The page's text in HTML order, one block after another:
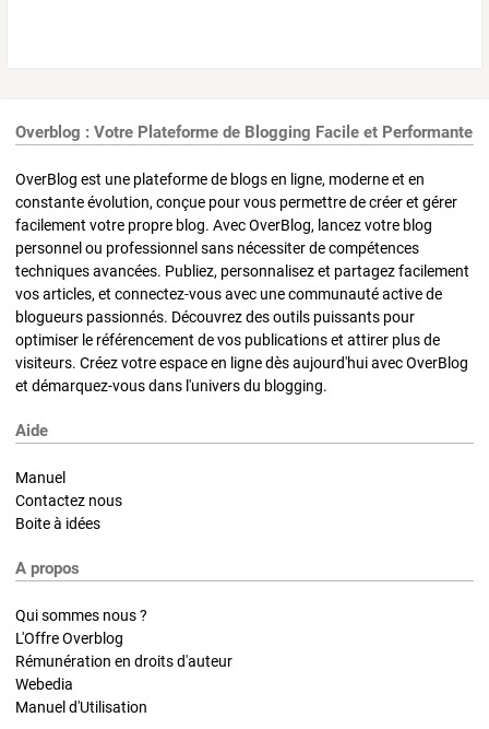
Overblog : Votre Plateforme de Blogging Facile et Performante
OverBlog est une plateforme de blogs en ligne, moderne et en
constante évolution, conçue pour vous permettre de créer et gérer
facilement votre propre blog. Avec OverBlog, lancez votre blog
personnel ou professionnel sans nécessiter de compétences
techniques avancées. Publiez, personnalisez et partagez facilement
vos articles, et connectez-vous avec une communauté active de
blogueurs passionnés. Découvrez des outils puissants pour
optimiser le référencement de vos publications et attirer plus de
visiteurs. Créez votre espace en ligne dès aujourd'hui avec OverBlog
et démarquez-vous dans l'univers du blogging.
Aide
Manuel
Contactez nous
Boite à idées
A propos
Qui sommes nous ?
L'Offre Overblog
Rémunération en droits d'auteur
Webedia
Manuel d'Utilisation